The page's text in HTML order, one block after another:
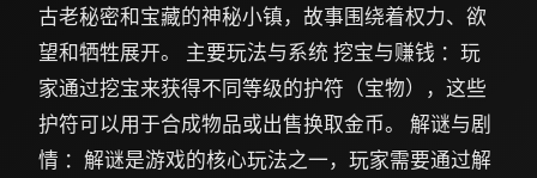
古老秘密和宝藏的神秘小镇，故事围绕着权力、欲
望和牺牲展开。 主要玩法与系统 挖宝与赚钱 ：玩
家通过挖宝来获得不同等级的护符（宝物），这些
护符可以用于合成物品或出售换取金币。 解谜与剧
情 ：解谜是游戏的核心玩法之一，玩家需要通过解